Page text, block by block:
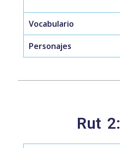
Vocabulario
Personajes
Rut 2: